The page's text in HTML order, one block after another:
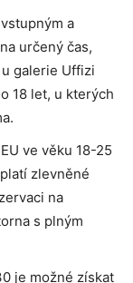
a
určený čas,
galerie Uffizi
18 let, u kterých
ve věku 18-25
zlevněné
na
s plným
je možné získat